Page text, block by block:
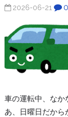
2026-06-21 0
車の運転中、なか
あ、日曜日だから